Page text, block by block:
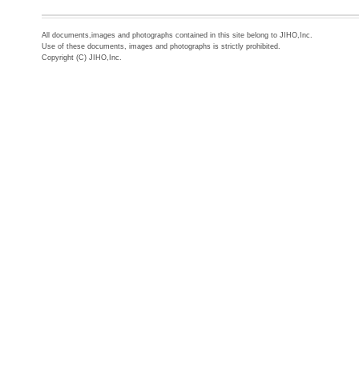
All documents,images and photographs contained in this site belong to JIHO,Inc.
Use of these documents, images and photographs is strictly prohibited.
Copyright (C) JIHO,Inc.